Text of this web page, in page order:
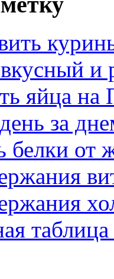
и
яйца на
за
белки от